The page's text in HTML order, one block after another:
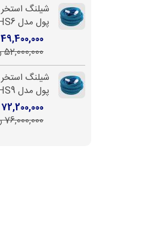
پول مدل HS6
49,400,000 ریال
52,000,000 ریال
پول مدل HS9
72,200,000 ریال
76,000,000 ریال